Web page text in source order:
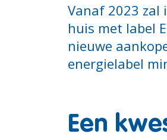
Vanaf 2023 zal
huis met label
nieuwe
energielabel
Een